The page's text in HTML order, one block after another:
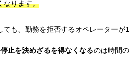
なります。
も、勤務を拒否するオペレーターが1
止を決めざるを得なくなるのは時間の